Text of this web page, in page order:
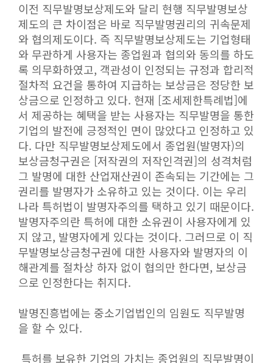
이전 직무발명보상제도와 달리 현행 직무발명보상
제도의 큰 차이점은 바로 직무발명권리의 귀속문제
와 협의제도이다. 즉 직무발명보상제도는 기업형태
와 무관하게 사용자는 종업원과 협의와 동의를 하도
록 의무화하였고, 객관성이 인정되는 규정과 합리적
절차적 요건을 통하여 지급하는 보상금은 정당한 보
상금으로 인정하고 있다. 현재 [조세제한특례법]에
서 제공하는 혜택을 받는 사용자는 직무발명을 통한
기업의 발전에 긍정적인 면이 많았다고 인정하고 있
다. 다만 직무발명보상제도에서 종업원(발명자)의
보상금청구권은 [저작권의 저작인격권]의 성격처럼
그 발명에 대한 산업재산권이 존속되는 기간에는 그
권리를 발명자가 소유하고 있는 것이다. 이는 우리
나라 특허법이 발명자주의를 택하고 있기 때문이다.
발명자주의란 특허에 대한 소유권이 사용자에게 있
지 않고, 발명자에게 있다는 것이다. 그러므로 이 직
무발명보상금청구권에 대한 사용자와 발명자의 이
해관계를 절차상 하자 없이 협의만 한다면, 보상금
으로 인정한다는 취지다.
발명진흥법에는 중소기업법인의 임원도 직무발명
을 할 수 있다.
특허를 보유한 기업의 가치는 종업원의 직무발명이